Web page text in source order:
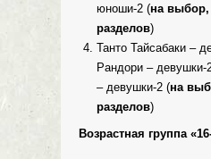
юноши-2 (на выбор,
разделов)
Танто Тайсабаки –
Рандори –
– девушки-2 (на
разделов)
Возрастная группа